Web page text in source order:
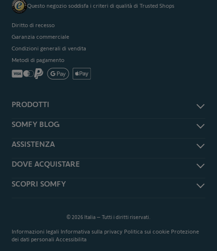
PRODOTTI
Accessori e ricambi
Smart Home
Garage
Cancelli
SOMFY BLOG
Somfy Magazine
ASSISTENZA
Assistenza
Downloads
DOVE ACQUISTARE
Rivenditori Somfy Expert
SCOPRI SOMFY
Installatori Somfy EXPERT
Sviluppo sostenibile
Questo negozio soddisfa i criteri di qualità di Trusted Shops
Diritto di recesso
Garanzia commerciale
Condizioni generali di vendita
Metodi di pagamento
© 2026 Italia – Tutti i diritti riservati.
Informazioni legali Informativa sulla privacy Politica sui cookie Protezione
dei dati personali Accessibilita